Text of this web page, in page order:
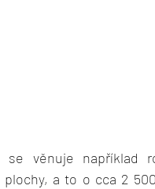
věnuje například
a to o cca 2